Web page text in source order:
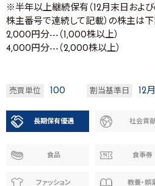
※半年以上継続保有（12月末日およ
株主番号で連続して記載）の株主は下
2,000円分---（1,000株以上）
4,000円分---（2,000株以上）
売買単位 100 割当基準日 12
長期保有優遇 社会貢
食品 食事券
ファッション 教養・娯